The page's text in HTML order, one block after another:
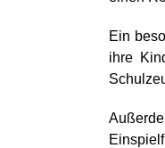
Ein
ihre